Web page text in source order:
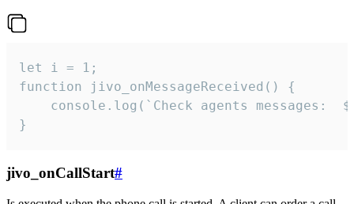
let i = 1;
function jivo_onMessageReceived() {
}
jivo_onCallStart#